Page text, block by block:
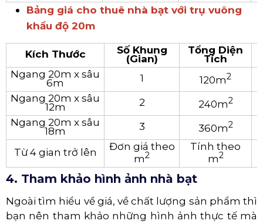
Bảng giá cho thuê nhà bạt với trụ vuông
khẩu độ 20m
Kích Thước Số Khung
(Gian)
Tổng Diện
Tích
Ngang 20m x sâu
6m 1 120m2
Ngang 20m x sâu
12m 2 240m2
Ngang 20m x sâu
18m 3 360m2
Từ 4 gian trở lên
Đơn giá theo
m2
Tính theo
m2
4. Tham khảo hình ảnh nhà bạt
Ngoài tìm hiểu về giá, về chất lượng sản phẩm thì
bạn nên tham khảo những hình ảnh thực tế mà